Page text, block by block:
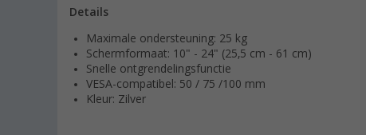
Details
Maximale ondersteuning: 25 kg
Schermformaat: 10" - 24" (25,5 cm - 61 cm)
Snelle ontgrendelingsfunctie
VESA-compatibel: 50 / 75 /100 mm
Kleur: Zilver